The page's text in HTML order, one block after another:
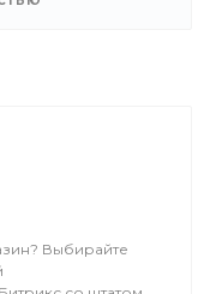
позволяя вам
удобную
продажи в
Выбирайте